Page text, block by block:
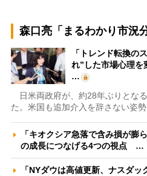
森口亮「まるわかり市況
「トレンド転換の
れ”した市場心理を
…
日米両政府が、約28年ぶりとな
た。米国も追加介入を辞さない姿
「キオクシア急落で含み損が
の成長につなげる4つの視点 …
「NYダウは高値更新、ナスダ